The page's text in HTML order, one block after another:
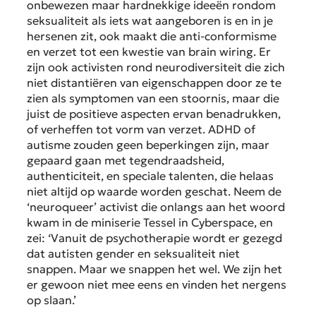
onbewezen maar hardnekkige ideeën rondom
seksualiteit als iets wat aangeboren is en in je
hersenen zit, ook maakt die anti-conformisme
en verzet tot een kwestie van brain wiring. Er
zijn ook activisten rond neurodiversiteit die zich
niet distantiëren van eigenschappen door ze te
zien als symptomen van een stoornis, maar die
juist de positieve aspecten ervan benadrukken,
of verheffen tot vorm van verzet. ADHD of
autisme zouden geen beperkingen zijn, maar
gepaard gaan met tegendraadsheid,
authenticiteit, en speciale talenten, die helaas
niet altijd op waarde worden geschat. Neem de
‘neuroqueer’ activist die onlangs aan het woord
kwam in de miniserie Tessel in Cyberspace, en
zei: ‘Vanuit de psychotherapie wordt er gezegd
dat autisten gender en seksualiteit niet
snappen. Maar we snappen het wel. We zijn het
er gewoon niet mee eens en vinden het nergens
op slaan.’